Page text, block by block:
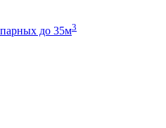
до 35м3